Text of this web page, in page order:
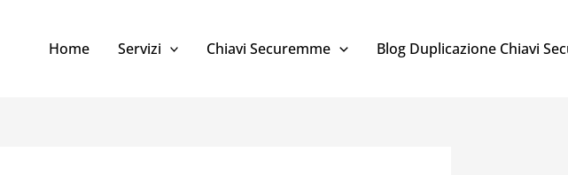
Home Servizi Chiavi Securemme Blog Duplicazione Chiavi